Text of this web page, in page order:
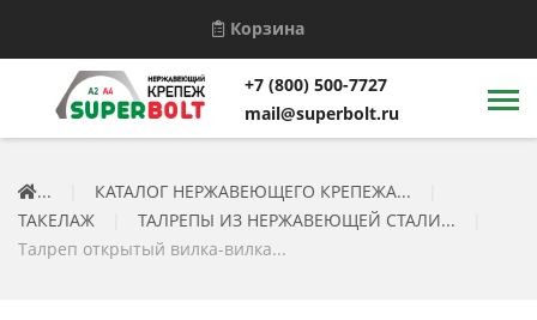
Корзина
+7 (800) 500-7727
mail@superbolt.ru
... КАТАЛОГ НЕРЖАВЕЮЩЕГО КРЕПЕЖА...
ТАКЕЛАЖ
ТАЛРЕПЫ ИЗ НЕРЖАВЕЮЩЕЙ СТАЛИ...
Талреп открытый вилка-вилка...